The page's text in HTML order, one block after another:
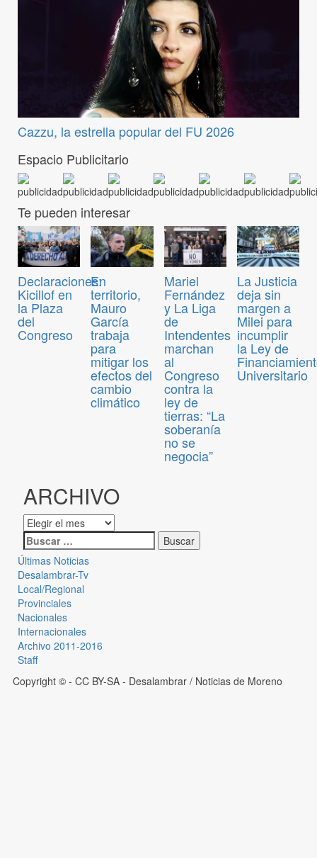
Cazzu, la estrella popular del FU 2026
Espacio Publicitario
Te pueden interesar
Declaraciones:
Kicillof en
la Plaza
del
Congreso
En
territorio,
Mauro
García
trabaja
para
mitigar los
efectos del
cambio
climático
Mariel
Fernández
y La Liga
de
Intendentes
marchan
al
Congreso
contra la
ley de
tierras: “La
soberanía
no se
negocia”
La Justicia
deja sin
margen a
Milei para
incumplir
la Ley de
Universitario
ARCHIVO
Últimas Noticias
Desalambrar-Tv
Local/Regional
Provinciales
Nacionales
Internacionales
Archivo 2011-2016
Staff
Copyright © - CC BY-SA - Desalambrar / Noticias de Moreno